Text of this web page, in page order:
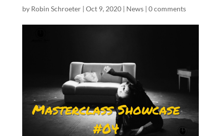
by Robin Schroeter| Oct 9, 2020| News| 0 comments